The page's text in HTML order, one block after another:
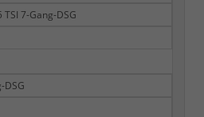
7-Gang-DSG
DSG